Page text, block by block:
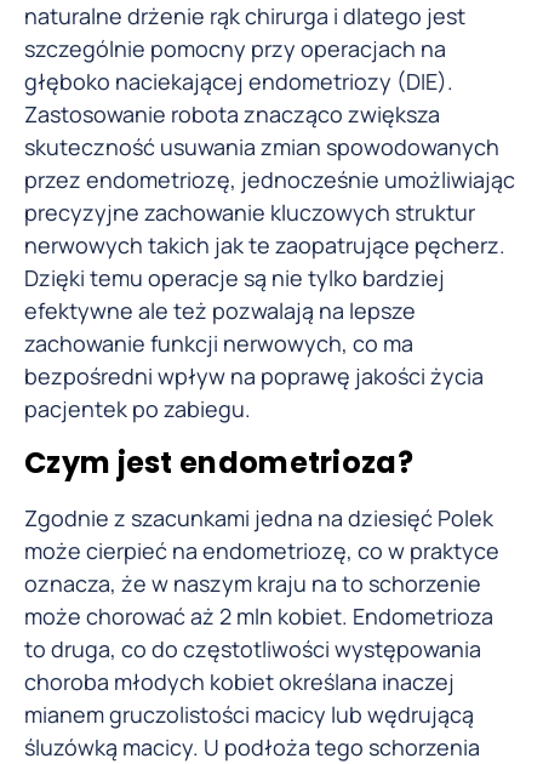
naturalne drżenie rąk chirurga i dlatego jest
szczególnie pomocny przy operacjach na
głęboko naciekającej endometriozy (DIE).
Zastosowanie robota znacząco zwiększa
skuteczność usuwania zmian spowodowanych
przez endometriozę, jednocześnie umożliwiając
precyzyjne zachowanie kluczowych struktur
nerwowych takich jak te zaopatrujące pęcherz.
Dzięki temu operacje są nie tylko bardziej
efektywne ale też pozwalają na lepsze
zachowanie funkcji nerwowych, co ma
bezpośredni wpływ na poprawę jakości życia
pacjentek po zabiegu.
Czym jest endometrioza?
Zgodnie z szacunkami jedna na dziesięć Polek
może cierpieć na endometriozę, co w praktyce
oznacza, że w naszym kraju na to schorzenie
może chorować aż 2 mln kobiet. Endometrioza
to druga, co do częstotliwości występowania
choroba młodych kobiet określana inaczej
mianem gruczolistości macicy lub wędrującą
śluzówką macicy. U podłoża tego schorzenia